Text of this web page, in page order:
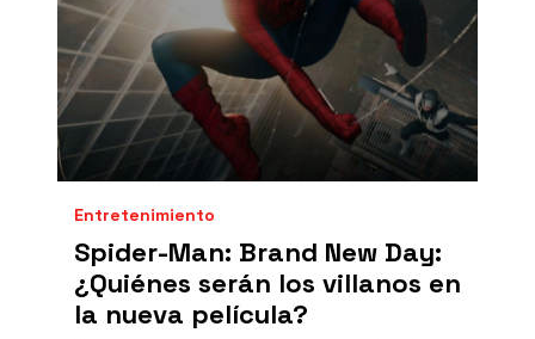
Entretenimiento
Spider-Man: Brand New Day:
¿Quiénes serán los villanos en
la nueva película?